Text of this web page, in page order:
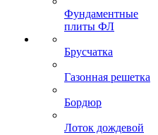
Фундаментные
плиты ФЛ
Брусчатка
Газонная решетка
Бордюр
Лоток дождевой